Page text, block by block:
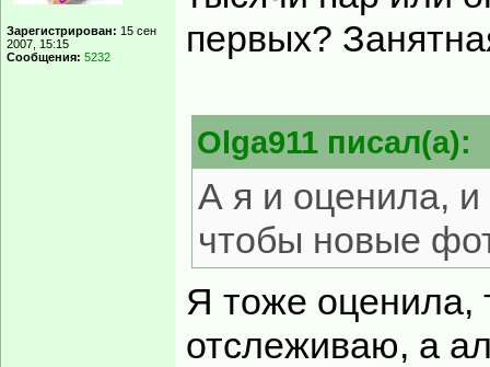
Зарегистрирован: 15 сен
2007, 15:15
Сообщения: 5232
первых?
Olga911 писал(а):
А я и оценила,
чтобы новые
Я тоже оценила,
отслеживаю, а